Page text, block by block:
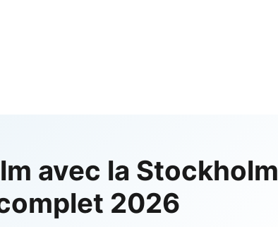
avec la Stockholm
2026